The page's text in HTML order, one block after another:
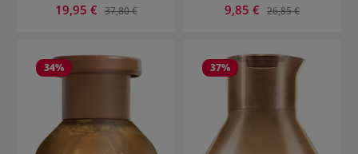
Prezzo di vendita:
19,95 € Prezzo normale:
37,80 €
Prezzo di vendita:
9,85 € Prezzo normale:
26,85 €
34% 37%